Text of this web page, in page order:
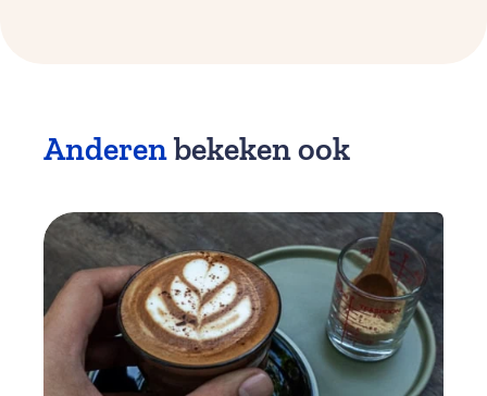
Anderenbekeken ook